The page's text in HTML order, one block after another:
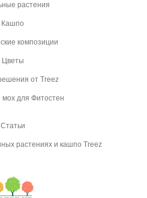
растения
Кашпо
композиции
Цветы
от Treez
мох для Фитостен
Статьи
растениях и кашпо Treez